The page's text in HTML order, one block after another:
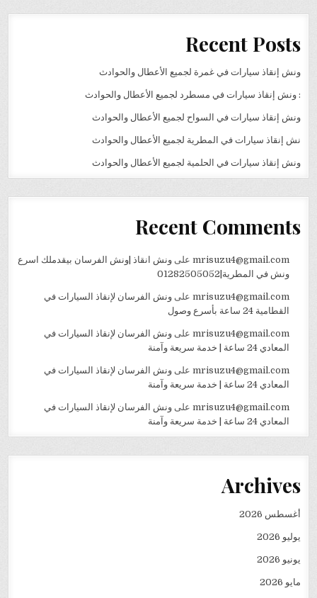
Recent Posts
ونش إنقاذ سيارات في غمرة لجميع الأعطال والحوادث
: ونش إنقاذ سيارات في مسطرد لجميع الأعطال والحوادث
ونش إنقاذ سيارات في السواح لجميع الأعطال والحوادث
نش إنقاذ سيارات في المطرية لجميع الأعطال والحوادث
ونش إنقاذ سيارات في الحلمية لجميع الأعطال والحوادث
Recent Comments
mrisuzu4@gmail.comعلى ونش انقاذ |ونش الفرسان بيقدملك اسرع
ونش في المطرية|01282505052
mrisuzu4@gmail.comعلى ونش الفرسان لإنقاذ السيارات في
القطامية 24 ساعة بأسرع وصول
mrisuzu4@gmail.comعلى ونش الفرسان لإنقاذ السيارات في
المعادي 24 ساعة | خدمة سريعة وآمنة
mrisuzu4@gmail.comعلى ونش الفرسان لإنقاذ السيارات في
المعادي 24 ساعة | خدمة سريعة وآمنة
mrisuzu4@gmail.comعلى ونش الفرسان لإنقاذ السيارات في
المعادي 24 ساعة | خدمة سريعة وآمنة
Archives
أغسطس 2026
يوليو 2026
يونيو 2026
مايو 2026